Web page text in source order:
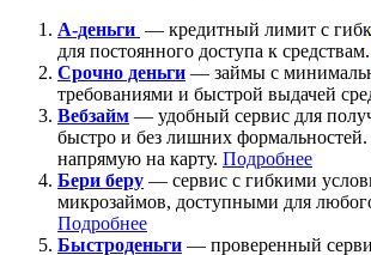
А-деньги — кредитный лимит с
для постоянного доступа к средствам.
Срочно деньги — займы с
требованиями и быстрой выдачей
Вебзайм — удобный сервис для
быстро и без лишних
напрямую на карту. Подробнее
Бери беру — сервис с гибкими
микрозаймов, доступными для
Подробнее
Быстроденьги — проверенный